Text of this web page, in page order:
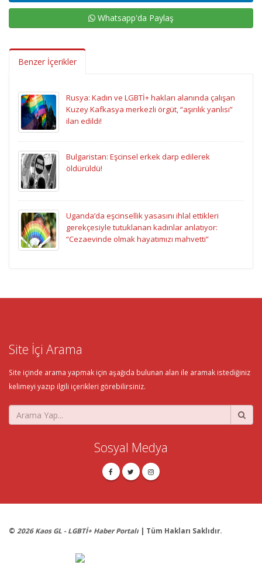
Whatsapp'da Paylaş
Benzer İçerikler
Rusya: Kadın ve LGBTİ+ hakları alanında çalışan
Kuzey Kafkasya merkezli örgüt, “aşırılık yanlısı”
ilan edildi!
Bulgaristan: Eşcinsel erkek darp edilerek
öldürüldü!
Uganda’da eşcinsellik yasasını ihlal ettikleri
gerekçesiyle tutuklanan kadınlar anlatıyor:
“Cezaevinde olmak hayatımızı mahvetti”
Site İçi Arama
Site içinde arama yapmak için aşağıda bulunan alan ile aramak istediğiniz
kelimeyi yazıp ilgili içerikleri görebilirsiniz.
Sosyal Medya
© 2026 Kaos GL - LGBTİ+ Haber Portalı | Tüm Hakları Saklıdır.